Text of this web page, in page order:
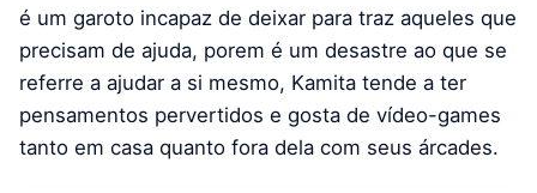
é um garoto incapaz de deixar para traz aqueles que
precisam de ajuda, porem é um desastre ao que se
referre a ajudar a si mesmo, Kamita tende a ter
pensamentos pervertidos e gosta de vídeo-games
tanto em casa quanto fora dela com seus árcades.